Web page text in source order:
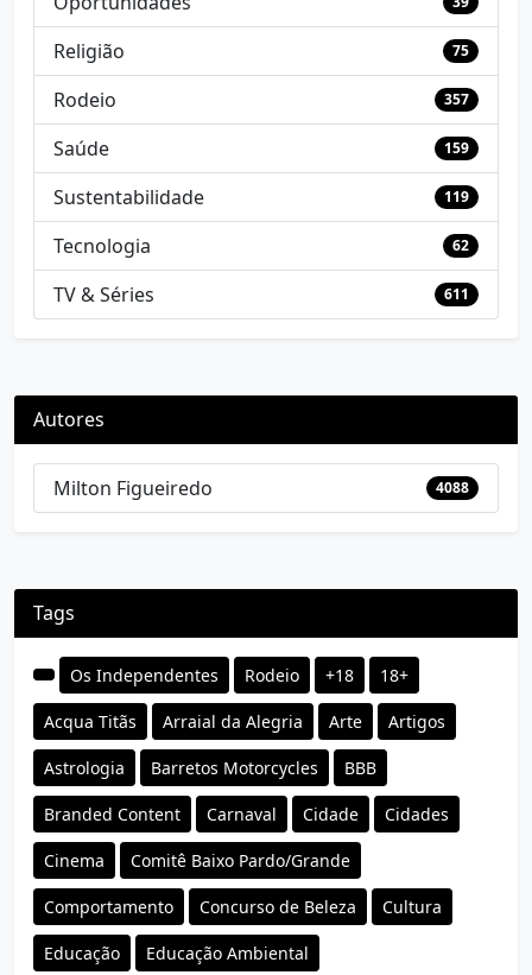
Religião 75
Rodeio 357
Saúde 159
Sustentabilidade 119
Tecnologia 62
TV & Séries 611
Autores
Milton Figueiredo 4088
Tags
Os Independentes Rodeio +18 18+
Acqua Titãs Arraial da Alegria Arte Artigos
Astrologia Barretos Motorcycles BBB
Branded Content Carnaval Cidade Cidades
Cinema Comitê Baixo Pardo/Grande
Comportamento Concurso de Beleza Cultura
Educação Educação Ambiental